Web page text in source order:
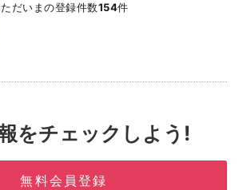
ただいまの登録件数154件
をチェックしよう!
無料会員登録